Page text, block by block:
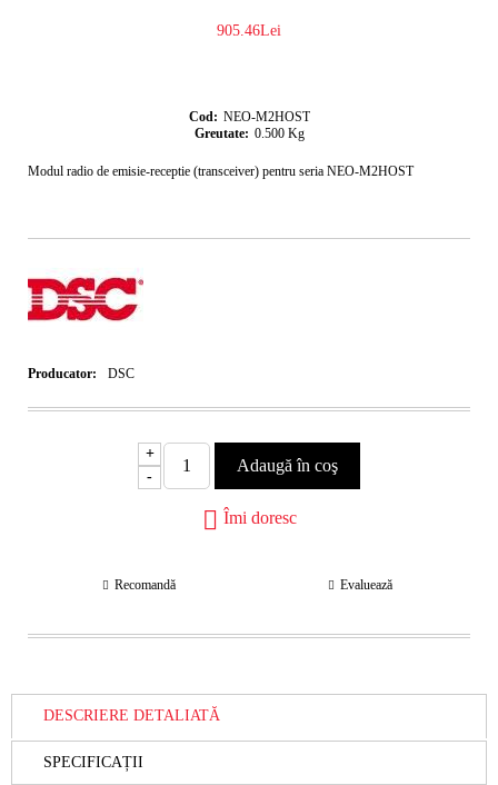
905.46Lei
Cod: NEO-M2HOST
Greutate: 0.500 Kg
Modul radio de emisie-receptie (transceiver) pentru seria NEO-M2HOST
Producator: DSC
+
-
Îmi doresc
Recomandă Evaluează
DESCRIERE DETALIATĂ
SPECIFICAȚII